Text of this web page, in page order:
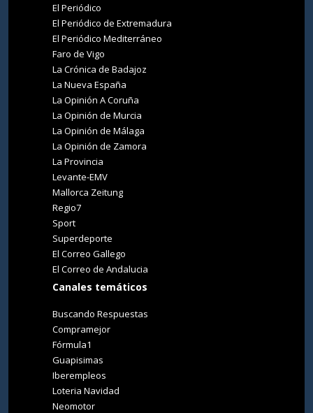
El Periódico
El Periódico de Extremadura
El Periódico Mediterráneo
Faro de Vigo
La Crónica de Badajoz
La Nueva España
La Opinión A Coruña
La Opinión de Murcia
La Opinión de Málaga
La Opinión de Zamora
La Provincia
Levante-EMV
Mallorca Zeitung
Regio7
Sport
Superdeporte
El Correo Gallego
El Correo de Andalucia
Canales temáticos
Buscando Respuestas
Compramejor
Fórmula1
Guapisimas
Iberempleos
Loteria Navidad
Neomotor